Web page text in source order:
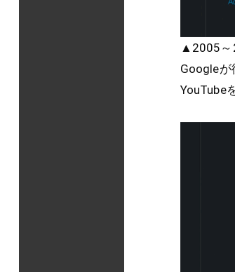
▲2005～
Googleが
YouTube